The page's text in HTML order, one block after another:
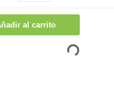
al carrito